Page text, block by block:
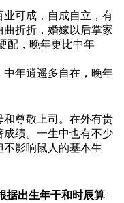
可成，自成自立，有
折折，婚嫁以后掌家
配，晚年更比中年
年逍遥多自在，晚年
尊敬上司。在外有贵
成绩。一生中也有不少
影响鼠人的基本生
据出生年干和时辰算